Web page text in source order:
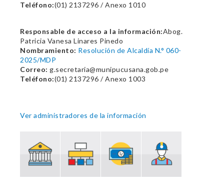
Teléfono:(01) 2137296 / Anexo 1010
Responsable de acceso a la información:Abog.
Patricia Vanesa Linares Pinedo
Nombramiento: Resolución de Alcaldía N.° 060-
2025/MDP
Correo: g.secretaria@munipucusana.gob.pe
Teléfono:(01) 2137296 / Anexo 1003
Ver administradores de la información